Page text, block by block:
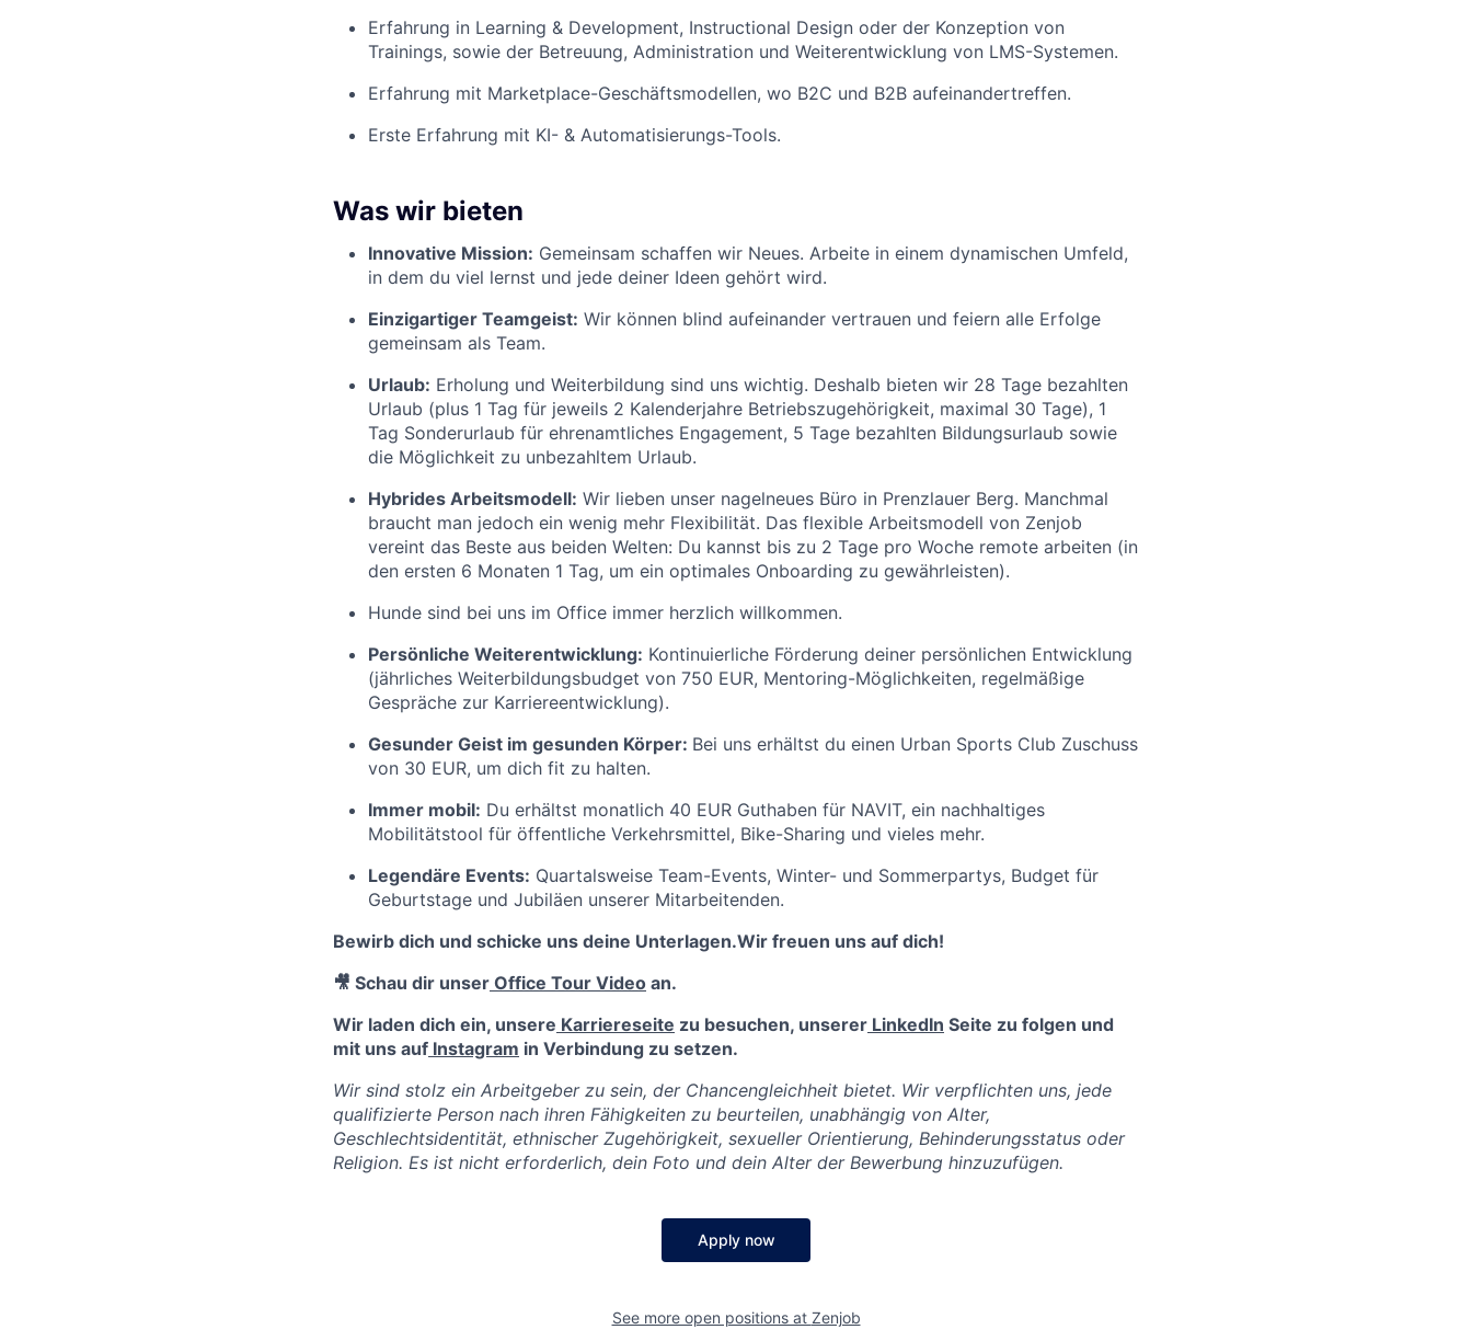
Erfahrung in Learning & Development, Instructional Design oder der Konzeption von
Trainings, sowie der Betreuung, Administration und Weiterentwicklung von LMS-Systemen.
Erfahrung mit Marketplace-Geschäftsmodellen, wo B2C und B2B aufeinandertreffen.
Erste Erfahrung mit KI- & Automatisierungs-Tools.
Was wir bieten
Innovative Mission: Gemeinsam schaffen wir Neues. Arbeite in einem dynamischen Umfeld,
in dem du viel lernst und jede deiner Ideen gehört wird.
Einzigartiger Teamgeist: Wir können blind aufeinander vertrauen und feiern alle Erfolge
gemeinsam als Team.
Urlaub: Erholung und Weiterbildung sind uns wichtig. Deshalb bieten wir 28 Tage bezahlten
Urlaub (plus 1 Tag für jeweils 2 Kalenderjahre Betriebszugehörigkeit, maximal 30 Tage), 1
Tag Sonderurlaub für ehrenamtliches Engagement, 5 Tage bezahlten Bildungsurlaub sowie
die Möglichkeit zu unbezahltem Urlaub.
Hybrides Arbeitsmodell: Wir lieben unser nagelneues Büro in Prenzlauer Berg. Manchmal
braucht man jedoch ein wenig mehr Flexibilität. Das flexible Arbeitsmodell von Zenjob
vereint das Beste aus beiden Welten: Du kannst bis zu 2 Tage pro Woche remote arbeiten (in
den ersten 6 Monaten 1 Tag, um ein optimales Onboarding zu gewährleisten).
Hunde sind bei uns im Office immer herzlich willkommen.
Persönliche Weiterentwicklung: Kontinuierliche Förderung deiner persönlichen Entwicklung
(jährliches Weiterbildungsbudget von 750 EUR, Mentoring-Möglichkeiten, regelmäßige
Gespräche zur Karriereentwicklung).
Gesunder Geist im gesunden Körper: Bei uns erhältst du einen Urban Sports Club Zuschuss
von 30 EUR, um dich fit zu halten.
Immer mobil: Du erhältst monatlich 40 EUR Guthaben für NAVIT, ein nachhaltiges
Mobilitätstool für öffentliche Verkehrsmittel, Bike-Sharing und vieles mehr.
Legendäre Events: Quartalsweise Team-Events, Winter- und Sommerpartys, Budget für
Geburtstage und Jubiläen unserer Mitarbeitenden.
Bewirb dich und schicke uns deine Unterlagen.Wir freuen uns auf dich!
🎥 Schau dir unser Office Tour Video an.
Wir laden dich ein, unsere Karriereseite zu besuchen, unserer LinkedIn Seite zu folgen und
mit uns auf Instagram in Verbindung zu setzen.
Wir sind stolz ein Arbeitgeber zu sein, der Chancengleichheit bietet. Wir verpflichten uns, jede
qualifizierte Person nach ihren Fähigkeiten zu beurteilen, unabhängig von Alter,
Geschlechtsidentität, ethnischer Zugehörigkeit, sexueller Orientierung, Behinderungsstatus oder
Religion. Es ist nicht erforderlich, dein Foto und dein Alter der Bewerbung hinzuzufügen.
Apply now
See more open positions at Zenjob